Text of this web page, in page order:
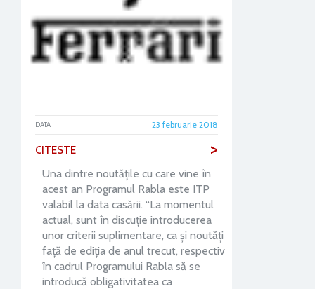
DATA: 23 februarie 2018
CITESTE >
Una dintre noutățile cu care vine în
acest an Programul Rabla este ITP
valabil la data casării. “La momentul
actual, sunt în discuție introducerea
unor criterii suplimentare, ca și noutăți
față de ediția de anul trecut, respectiv
în cadrul Programului Rabla să se
introducă obligativitatea ca